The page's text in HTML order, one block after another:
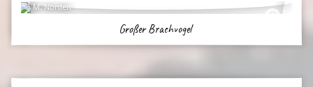
M. Norden
Großer Brachvogel